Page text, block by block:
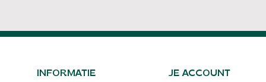
INFORMATIE JE ACCOUNT